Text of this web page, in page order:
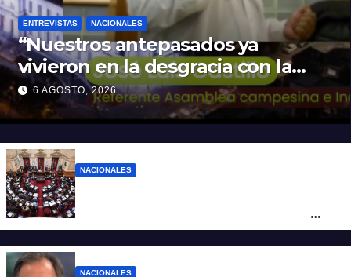
ENTREVISTAS NACIONALES
“Nuestros antepasados ya
vivieron en la desgracia con la
Forestal algo que quizás se
repita”
6 AGOSTO, 2026
NACIONALES
corre riesgo de caerse en el Senado
NACIONALES